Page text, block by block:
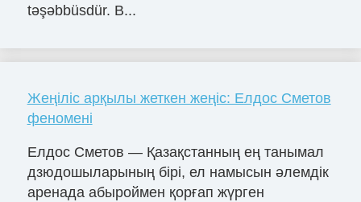
təşəbbüsdür. B...
Жеңіліс арқылы жеткен жеңіс: Елдос Сметов
феномені
Елдос Сметов — Қазақстанның ең танымал
дзюдошыларының бірі, ел намысын әлемдік
аренада абыроймен қорғап жүрген